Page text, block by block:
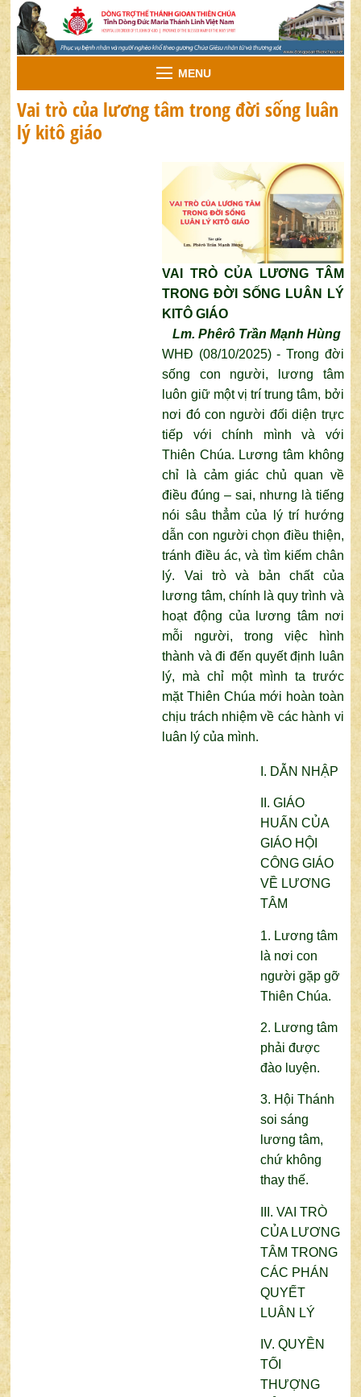
MENU
Vai trò của lương tâm trong đời sống luân
lý kitô giáo
VAI TRÒ CỦA LƯƠNG TÂM
TRONG ĐỜI SỐNG LUÂN LÝ
KITÔ GIÁO
Lm. Phêrô Trần Mạnh Hùng
WHĐ (08/10/2025) - Trong đời
sống con người, lương tâm
luôn giữ một vị trí trung tâm, bởi
nơi đó con người đối diện trực
tiếp với chính mình và với
Thiên Chúa. Lương tâm không
chỉ là cảm giác chủ quan về
điều đúng – sai, nhưng là tiếng
nói sâu thẳm của lý trí hướng
dẫn con người chọn điều thiện,
tránh điều ác, và tìm kiếm chân
lý. Vai trò và bản chất của
lương tâm, chính là quy trình và
hoạt động của lương tâm nơi
mỗi người, trong việc hình
thành và đi đến quyết định luân
lý, mà chỉ một mình ta trước
mặt Thiên Chúa mới hoàn toàn
chịu trách nhiệm về các hành vi
luân lý của mình.
I. DẪN NHẬP
II. GIÁO
HUẤN CỦA
GIÁO HỘI
CÔNG GIÁO
VỀ LƯƠNG
TÂM
1. Lương tâm
là nơi con
người gặp gỡ
Thiên Chúa.
2. Lương tâm
phải được
đào luyện.
3. Hội Thánh
soi sáng
lương tâm,
chứ không
thay thế.
III. VAI TRÒ
CỦA LƯƠNG
TÂM TRONG
CÁC PHÁN
QUYẾT
LUÂN LÝ
IV. QUYỀN
TỐI
THƯỢNG